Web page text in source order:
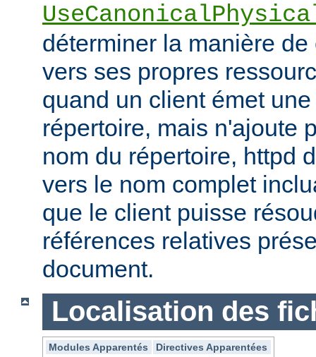
déterminer la manière
vers ses propres
quand un client émet
répertoire, mais n'ajoute
nom du répertoire, httpd
vers le nom complet
que le client puisse
références relatives
document.
Localisation des
Modules Apparentés
Directives Apparentées